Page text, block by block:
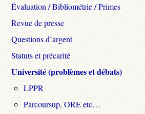
Évaluation / Bibliométrie / Primes
Revue de presse
Questions d’argent
Statuts et précarité
Université (problèmes et débats)
LPPR
Parcoursup, ORE etc…